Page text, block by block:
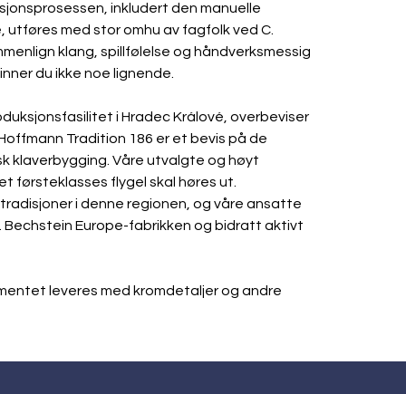
inkludert den manuelle
utføres med stor omhu av fagfolk ved C.
klang, spillfølelse og håndverksmessig
du ikke noe lignende.
i Hradec Králové, overbeviser
Tradition 186 er et bevis på de
klaverbygging. Våre utvalgte og høyt
førsteklasses flygel skal høres ut.
i denne regionen, og våre ansatte
Bechstein Europe-fabrikken og bidratt aktivt
leveres med kromdetaljer og andre